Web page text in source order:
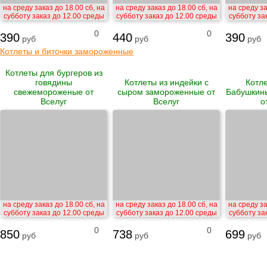
на среду заказ до 18.00 сб, на
субботу заказ до 12.00 среды
390 руб
0
на среду заказ до 18.00 сб, на
субботу заказ до 12.00 среды
440 руб
0
на среду
субботу
390 руб
Котлеты и биточки замороженные
Котлеты для бургеров из
говядины
свежемороженые от
Вселуг
на среду заказ до 18.00 сб, на
субботу заказ до 12.00 среды
850 руб
0
Котлеты из индейки с
сыром замороженные от
Вселуг
на среду заказ до 18.00 сб, на
субботу заказ до 12.00 среды
738 руб
0
на среду
субботу
699 руб